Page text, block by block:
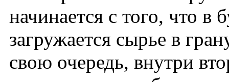
начинается с того, что
загружается сырье в
свою очередь, внутри